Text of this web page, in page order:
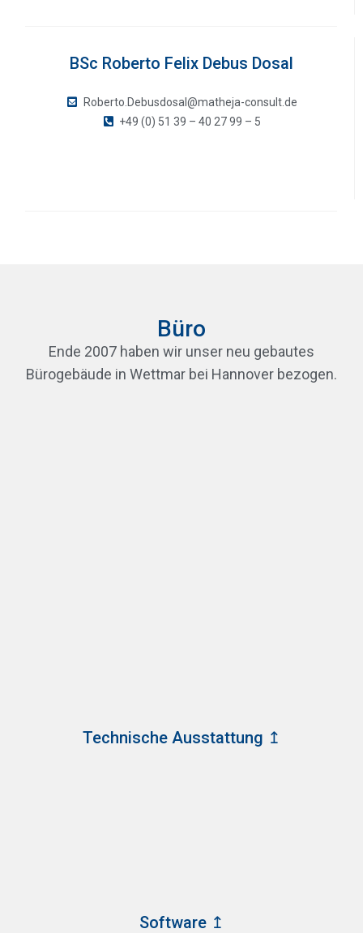
BSc Roberto Felix Debus Dosal
Roberto.Debusdosal@matheja-consult.de
+49 (0) 51 39 – 40 27 99 – 5
Büro
Ende 2007 haben wir unser neu gebautes
Bürogebäude in Wettmar bei Hannover bezogen.
Technische Ausstattung ↥
Software ↥